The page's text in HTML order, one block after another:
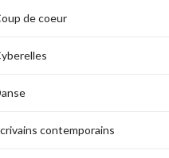
de coeur
contemporains